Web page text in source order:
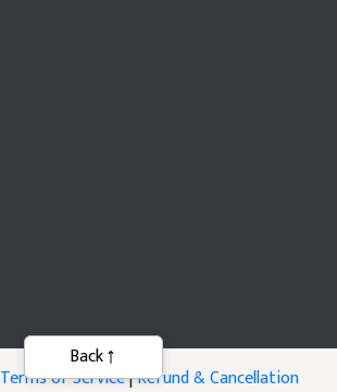
Terms of Service|Refund & Cancellation
Back